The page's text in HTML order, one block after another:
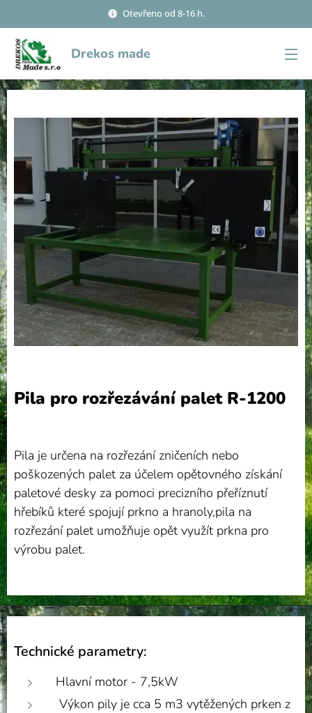
Otevřeno od 8-16 h.
Drekos made
Pila pro rozřezávání palet R-1200
Pila je určena na rozřezání zničeních nebo
poškozených palet za účelem opětovného získání
paletové desky za pomoci precizního přeříznutí
hřebíků které spojují prkno a hranoly,pila na
rozřezání palet umožňuje opět využít prkna pro
výrobu palet.
Technické parametry:
Hlavní motor - 7,5kW
Výkon pily je cca 5 m3 vytěžených prken z